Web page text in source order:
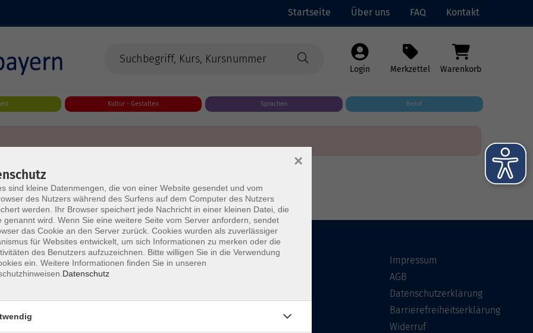
Startseite Über uns FAQ Kontakt
Login Merkzettel Warenkorb
Kultur - Gestalten Sprachen Beruf
Startseite
Impressum
AGB
Datenschutzerklärung
Barrierefreiheitserklärung
Widerruf
sind kleine Datenmengen, die von einer Website gesendet und vom
des Nutzers während des Surfens auf dem Computer des Nutzers
werden. Ihr Browser speichert jede Nachricht in einer kleinen Datei, die
genannt wird. Wenn Sie eine weitere Seite vom Server anfordern, sendet
das Cookie an den Server zurück. Cookies wurden als zuverlässiger
für Websites entwickelt, um sich Informationen zu merken oder die
des Benutzers aufzuzeichnen. Bitte willigen Sie in die Verwendung
ein. Weitere Informationen finden Sie in unseren
Datenschutz
×